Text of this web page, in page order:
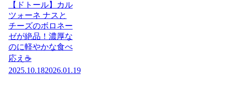
【ドトール】カル
ツォーネ ナスと
チーズのボロネー
ゼが絶品！濃厚な
のに軽やかな食べ
応え☕️
2025.10.182026.01.19